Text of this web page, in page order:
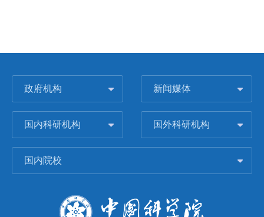
政府机构 新闻媒体
国内科研机构 国外科研机构
国内院校